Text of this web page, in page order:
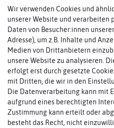
Wir verwenden Cookies und
unserer Website und verarbeiten
Daten von Besucher:innen
Adresse), um z.B. Inhalte und
Medien von Drittanbietern
unsere Website zu analysieren.
erfolgt erst durch gesetzte
mit Dritten, die wir in den
Die Datenverarbeitung kann mit
aufgrund eines berechtigten
Zustimmung kann erteilt oder
besteht das Recht, nicht